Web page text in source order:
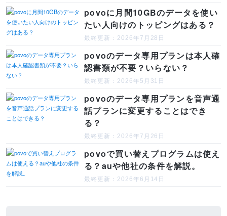
povoに月間10GBのデータを使い
たい人向けのトッピングはある？
最終更新：2026年7月28日
povoのデータ専用プランは本人確
認書類が不要？いらない？
最終更新：2026年5月31日
povoのデータ専用プランを音声通
話プランに変更することはでき
る？
最終更新：2026年7月26日
povoで買い替えプログラムは使え
る？auや他社の条件を解説。
最終更新：2026年6月14日